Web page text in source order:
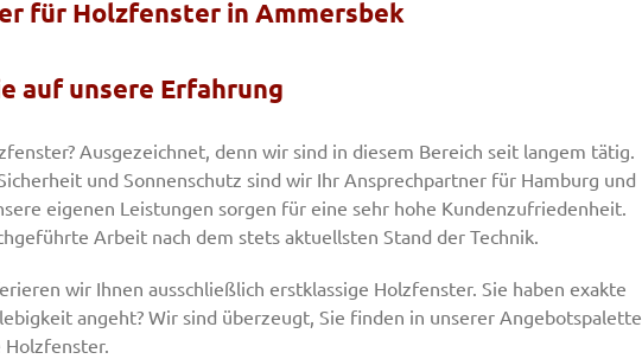
für Holzfenster in Ammersbek
auf unsere Erfahrung
Ausgezeichnet, denn wir sind in diesem Bereich seit langem tätig.
und Sonnenschutz sind wir Ihr Ansprechpartner für Hamburg und
eigenen Leistungen sorgen für eine sehr hohe Kundenzufriedenheit.
Arbeit nach dem stets aktuellsten Stand der Technik.
wir Ihnen ausschließlich erstklassige Holzfenster. Sie haben exakte
angeht? Wir sind überzeugt, Sie finden in unserer Angebotspalette
Holzfenster.